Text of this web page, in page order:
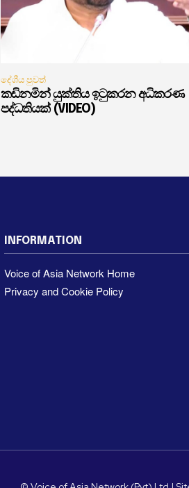
දේශීය පුවත්
කඩිනමින් යුක්තිය ඉටුකරන අධිකරණ
පද්ධතියක් (VIDEO)
INFORMATION
Voice of Asia Network Home
Privacy and Cookie Policy